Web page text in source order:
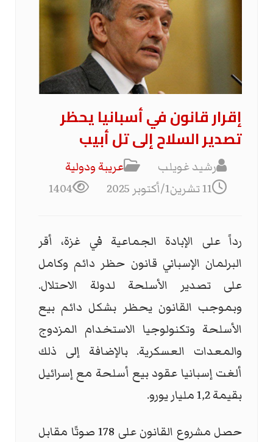
إقرار قانون في أسبانيا يحظر
تصدير السلاح إلى تل أبيب
رشيد غويلب
عریبة ودولیة
11 تشرين1/أكتوبر 2025
1404
رداً على الإبادة الجماعية في غزة، أقر
البرلمان الإسباني قانون حظر دائم وكامل
على تصدير الأسلحة لدولة الاحتلال.
وبموجب القانون يحظر بشكل دائم بيع
الأسلحة وتكنولوجيا الاستخدام المزدوج
والمعدات العسكرية. بالإضافة إلى ذلك
ألغت إسبانيا عقود بيع أسلحة مع إسرائيل
بقيمة 1,2 مليار يورو.
حصل مشروع القانون على 178 صوتًا مقابل